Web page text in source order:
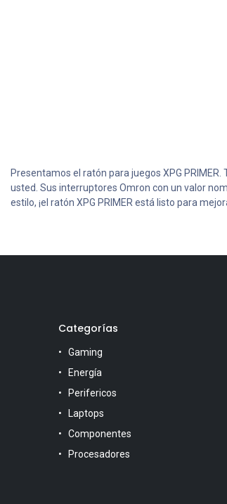
Presentamos el ratón para juegos XPG
usted. Sus interruptores Omron con un valor
estilo, ¡el ratón XPG PRIMER está listo para
Categorías
Gaming
Energía
Perifericos
Laptops
Componentes
Procesadores